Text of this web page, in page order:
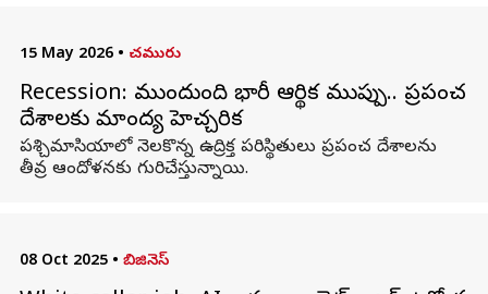
15 May 2026 • చమురు
Recession: ముందుంది భారీ ఆర్థిక ముప్పు.. ప్రపంచ
దేశాలకు మాంద్య హెచ్చరిక
పశ్చిమాసియాలో నెలకొన్న ఉద్రిక్త పరిస్థితులు ప్రపంచ దేశాలను
తీవ్ర ఆందోళనకు గురిచేస్తున్నాయి.
08 Oct 2025 • బిజినెస్